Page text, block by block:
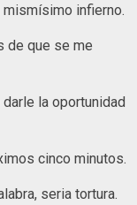
infierno.
de que se me
la oportunidad
cinco minutos.
seria tortura.